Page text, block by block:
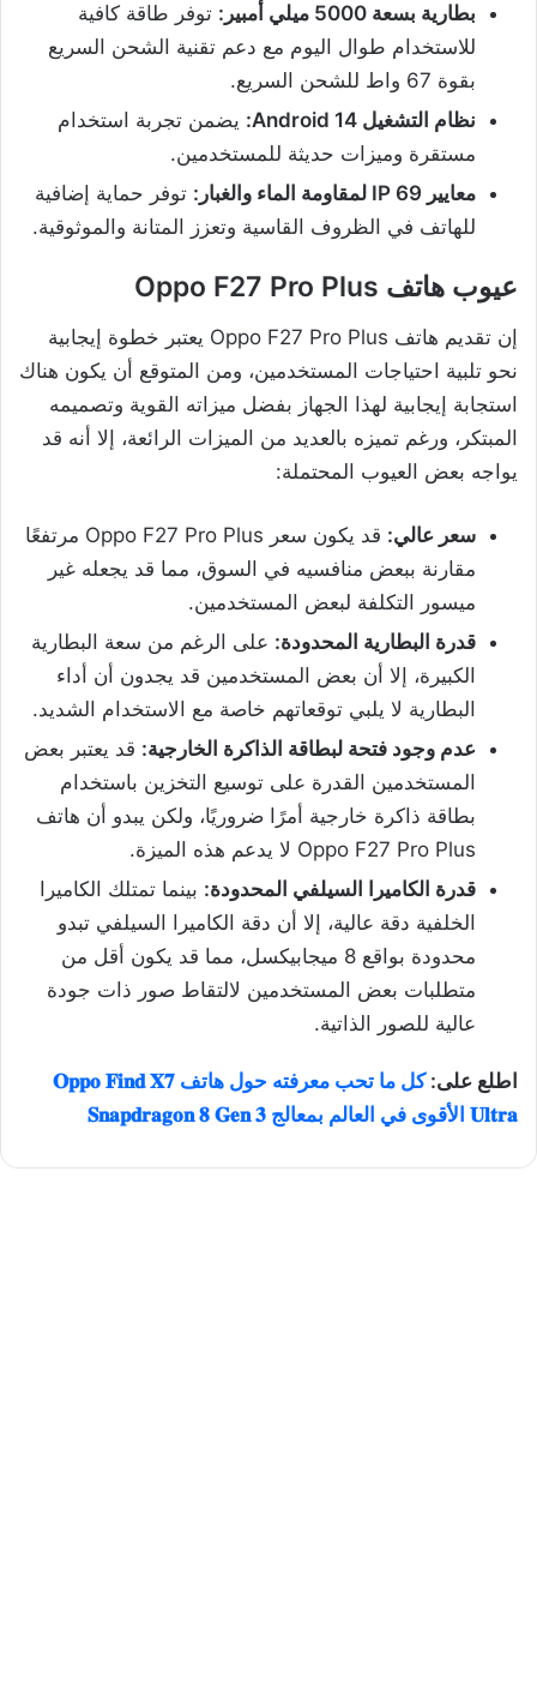
بطارية بسعة 5000 ميلي أمبير:
توفر طاقة كافية
للاستخدام طوال اليوم مع دعم تقنية الشحن السريع
بقوة 67 واط للشحن السريع.
نظام التشغيل Android 14:
يضمن تجربة استخدام
مستقرة وميزات حديثة للمستخدمين.
معايير IP 69 لمقاومة الماء والغبار:
توفر حماية إضافية
للهاتف في الظروف القاسية وتعزز المتانة والموثوقية.
عيوب هاتف Oppo F27 Pro Plus
إن تقديم هاتف Oppo F27 Pro Plus يعتبر خطوة إيجابية
نحو تلبية احتياجات المستخدمين، ومن المتوقع أن يكون هناك
استجابة إيجابية لهذا الجهاز بفضل ميزاته القوية وتصميمه
المبتكر، ورغم تميزه بالعديد من الميزات الرائعة، إلا أنه قد
يواجه بعض العيوب المحتملة:
سعر عالي:
قد يكون سعر Oppo F27 Pro Plus مرتفعًا
مقارنة ببعض منافسيه في السوق، مما قد يجعله غير
ميسور التكلفة لبعض المستخدمين.
قدرة البطارية المحدودة: على الرغم من سعة البطارية
الكبيرة، إلا أن بعض المستخدمين قد يجدون أن أداء
البطارية لا يلبي توقعاتهم خاصة مع الاستخدام الشديد.
عدم وجود فتحة لبطاقة الذاكرة الخارجية: قد يعتبر بعض
المستخدمين القدرة على توسيع التخزين باستخدام
بطاقة ذاكرة خارجية أمرًا ضروريًا، ولكن يبدو أن هاتف
Oppo F27 Pro Plus لا يدعم هذه الميزة.
قدرة الكاميرا السيلفي المحدودة: بينما تمتلك الكاميرا
الخلفية دقة عالية، إلا أن دقة الكاميرا السيلفي تبدو
محدودة بواقع 8 ميجابيكسل، مما قد يكون أقل من
متطلبات بعض المستخدمين لالتقاط صور ذات جودة
عالية للصور الذاتية.
اطلع على:
كل ما تحب معرفته حول هاتف 𝐎𝐩𝐩𝐨 𝐅𝐢𝐧𝐝 𝐗𝟕
𝐔𝐥𝐭𝐫𝐚 الأقوى في العالم بمعالج 𝐒𝐧𝐚𝐩𝐝𝐫𝐚𝐠𝐨𝐧 𝟖 𝐆𝐞𝐧 𝟑